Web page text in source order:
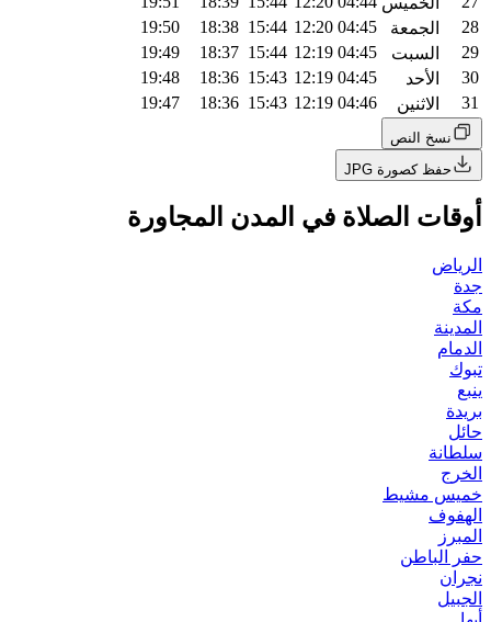
28
الجمعة 04:45
12:20
15:44
18:38
19:50
29
السبت 04:45
12:19
15:44
18:37
19:49
30
الأحد 04:45
12:19
15:43
18:36
19:48
31
الاثنين 04:46
12:19
15:43
18:36
19:47
نسخ النص
حفظ كصورة JPG
أوقات الصلاة في المدن المجاورة
الرياض
جدة
مكة
المدينة
الدمام
تبوك
ينبع
بريدة
حائل
سلطانة
الخرج
خميس مشيط
الهفوف
المبرز
حفر الباطن
نجران
الجبيل